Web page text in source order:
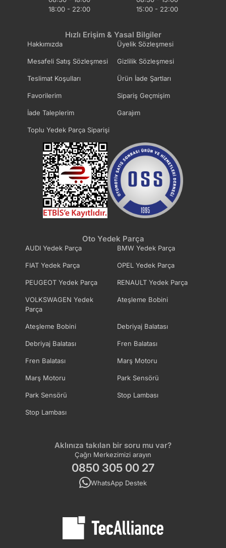
18:00 - 22:00
15:00 - 22:00
Hızlı Erişim & Yasal Bilgiler
Hakkımızda Üyelik Sözleşmesi
Mesafeli Satış Sözleşmesi Gizlilik Sözleşmesi
Teslimat Koşulları Ürün İade Şartları
Favorilerim Sipariş Geçmişim
İade Taleplerim Garajım
Toplu Yedek Parça Siparişi
Oto Yedek Parça
AUDI Yedek Parça BMW Yedek Parça
FIAT Yedek Parça OPEL Yedek Parça
PEUGEOT Yedek Parça RENAULT Yedek Parça
VOLKSWAGEN Yedek
Parça
Ateşleme Bobini
Ateşleme Bobini Debriyaj Balatası
Debriyaj Balatası Fren Balatası
Fren Balatası Marş Motoru
Marş Motoru Park Sensörü
Park Sensörü Stop Lambası
Stop Lambası
Aklınıza takılan bir soru mu var?
Çağrı Merkezimizi arayın
0850 305 00 27
WhatsApp Destek